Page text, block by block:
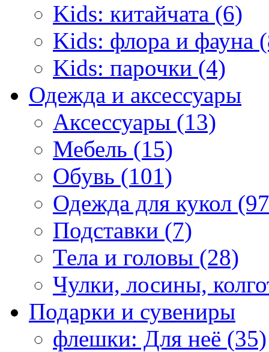
Kids: китайчата (6)
Kids: флора и фауна
Kids: парочки (4)
Одежда и аксессуары
Аксессуары (13)
Мебель (15)
Обувь (101)
Одежда для кукол
Подставки (7)
Тела и головы (28)
Чулки, лосины,
Подарки и сувениры
флешки: Для неё (35)